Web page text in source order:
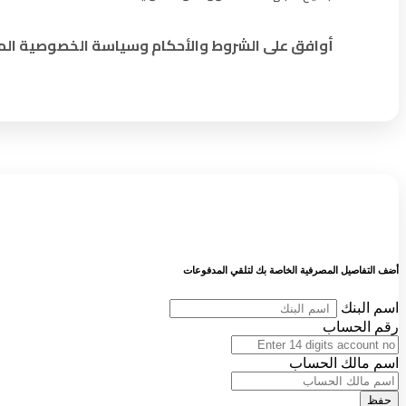
أوافق على الشروط والأحكام وسياسة الخصوصية
أضف التفاصيل المصرفية الخاصة بك لتلقي المدفوعات
اسم البنك
رقم الحساب
اسم مالك الحساب
حفظ